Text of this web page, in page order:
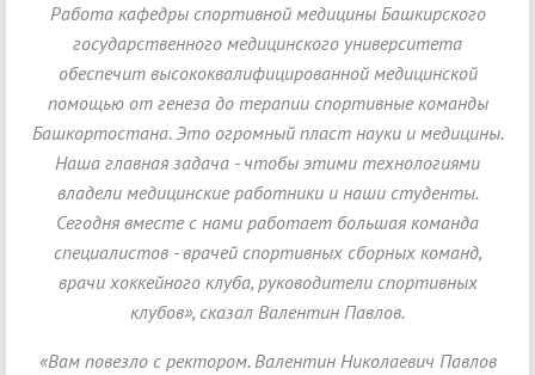
Работа кафедры спортивной медицины Башкирского
государственного медицинского университета
обеспечит высококвалифицированной медицинской
помощью от генеза до терапии спортивные команды
Башкортостана. Это огромный пласт науки и медицины.
Наша главная задача - чтобы этими технологиями
владели медицинские работники и наши студенты.
Сегодня вместе с нами работает большая команда
специалистов - врачей спортивных сборных команд,
врачи хоккейного клуба, руководители спортивных
клубов», сказал Валентин Павлов.
«Вам повезло с ректором. Валентин Николаевич Павлов